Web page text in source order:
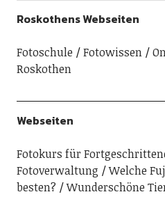
Roskothens Webseiten
Fotoschule Fotowissen
Roskothen
Webseiten
Fotokurs für
Fotoverwaltung
Welche
besten?
Wunderschöne